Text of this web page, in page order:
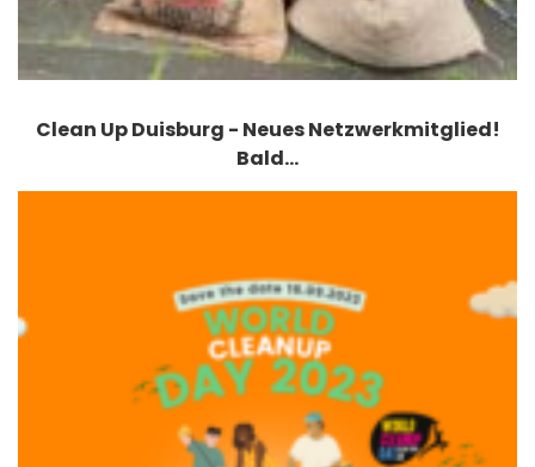
Clean Up Duisburg - Neues Netzwerkmitglied!
Bald…